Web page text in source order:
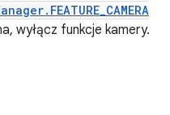
wyłącz funkcje kamery.